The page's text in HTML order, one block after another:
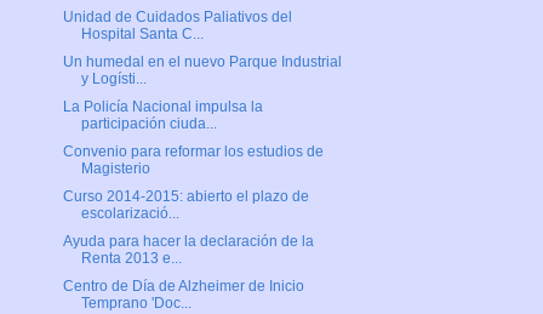
Unidad de Cuidados Paliativos del
Hospital Santa C...
Un humedal en el nuevo Parque Industrial
y Logísti...
La Policía Nacional impulsa la
participación ciuda...
Convenio para reformar los estudios de
Magisterio
Curso 2014-2015: abierto el plazo de
escolarizació...
Ayuda para hacer la declaración de la
Renta 2013 e...
Centro de Día de Alzheimer de Inicio
Temprano 'Doc...